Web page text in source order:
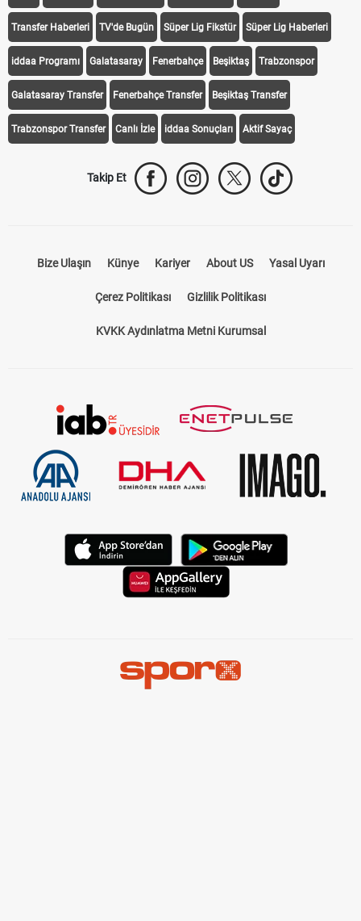
Transfer Haberleri TV'de Bugün Süper Lig Fikstür Süper Lig Haberleri
iddaa Programı Galatasaray Fenerbahçe Beşiktaş Trabzonspor
Galatasaray Transfer Fenerbahçe Transfer Beşiktaş Transfer
Trabzonspor Transfer Canlı İzle iddaa Sonuçları Aktif Sayaç
Takip Et
Bize Ulaşın Künye Kariyer About US Yasal Uyarı
Çerez Politikası Gizlilik Politikası
KVKK Aydınlatma Metni Kurumsal